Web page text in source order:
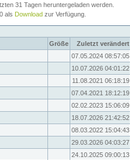
31 Tagen heruntergeladen werden.
als Download zur Verfügung.
Größe
Zuletzt verändert
07.05.2024 08:57:05
10.07.2026 04:01:22
11.08.2021 06:18:19
07.04.2021 18:12:19
02.02.2023 15:06:09
18.07.2026 21:42:52
08.03.2022 15:04:43
29.03.2026 04:03:27
24.10.2025 09:00:13